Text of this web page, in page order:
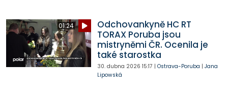
01:24
Odchovankyně HC RT
TORAX Poruba jsou
mistryněmi ČR. Ocenila je
také starostka
30. dubna 2026 15:17 | Ostrava-Poruba | Jana
Lipowská